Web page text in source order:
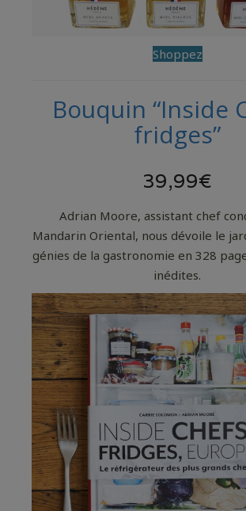
Shoppez
Bouquin “Inside
fridges”
39,99€
Adrian Moore, assistant chef
Mandarin Oriental, nous dévoile le
génies de la gastronomie en 328
inédites.